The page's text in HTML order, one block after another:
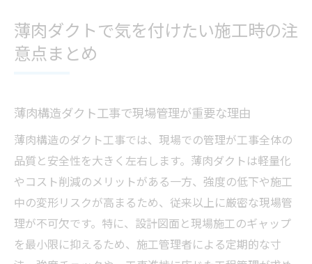
薄肉ダクトで気を付けたい施工時の注
意点まとめ
薄肉構造ダクト工事で現場管理が重要な理由
薄肉構造のダクト工事では、現場での管理が工事全体の
品質と安全性を大きく左右します。薄肉ダクトは軽量化
やコスト削減のメリットがある一方、強度の低下や施工
中の変形リスクが高まるため、従来以上に厳密な現場管
理が不可欠です。特に、設計図面と現場施工のギャップ
を最小限に抑えるため、施工管理者による定期的な寸